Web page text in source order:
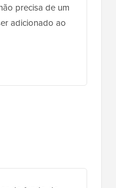
precisa de um
adicionado ao